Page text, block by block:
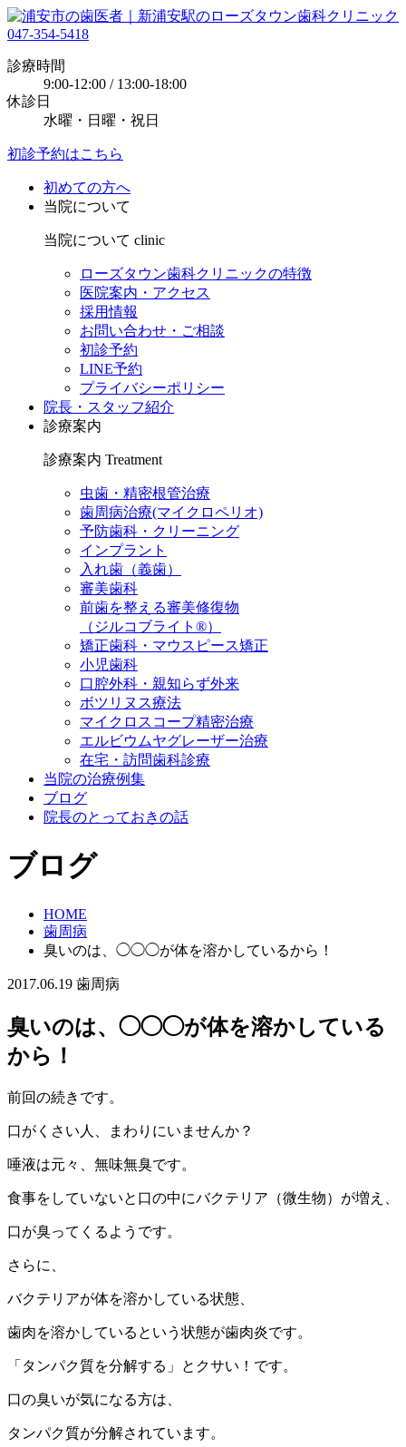
047-354-5418
診療時間
9:00-12:00 / 13:00-18:00
休診日
水曜・日曜・祝日
初診予約はこちら
初めての方へ
当院について
当院について clinic
ローズタウン歯科クリニックの特徴
医院案内・アクセス
採用情報
お問い合わせ・ご相談
初診予約
LINE予約
プライバシーポリシー
院長・スタッフ紹介
診療案内
診療案内 Treatment
虫歯・精密根管治療
歯周病治療(マイクロペリオ)
予防歯科・クリーニング
インプラント
入れ歯（義歯）
審美歯科
前歯を整える審美修復物
（ジルコブライト®）
矯正歯科・マウスピース矯正
小児歯科
口腔外科・親知らず外来
ボツリヌス療法
マイクロスコープ精密治療
エルビウムヤグレーザー治療
在宅・訪問歯科診療
当院の治療例集
ブログ
院長のとっておきの話
ブログ
HOME
歯周病
臭いのは、◯◯◯が体を溶かしているから！
2017.06.19 歯周病
臭いのは、◯◯◯が体を溶かしている
から！
前回の続きです。
口がくさい人、まわりにいませんか？
唾液は元々、無味無臭です。
食事をしていないと口の中にバクテリア（微生物）が増え、
口が臭ってくるようです。
さらに、
バクテリアが体を溶かしている状態、
歯肉を溶かしているという状態が歯肉炎です。
「タンパク質を分解する」とクサい！です。
口の臭いが気になる方は、
タンパク質が分解されています。